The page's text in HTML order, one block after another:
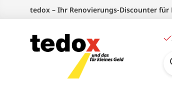
springen
tedox – Ihr Renovierungs-Discounter für